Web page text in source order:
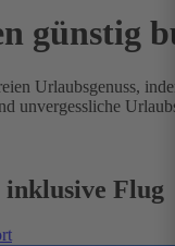
günstig
Urlaubsgenuss,
unvergessliche
inklusive Flug